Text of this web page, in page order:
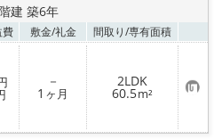
建 築6年
費 敷金/礼金 間取り/専有面積
－
1 ヶ月
2LDK
60.5m² お
気
に
入